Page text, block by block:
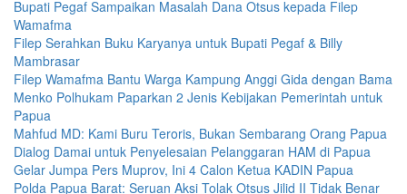
Bupati Pegaf Sampaikan Masalah Dana Otsus kepada Filep
Wamafma
Filep Serahkan Buku Karyanya untuk Bupati Pegaf & Billy
Mambrasar
Filep Wamafma Bantu Warga Kampung Anggi Gida dengan Bama
Menko Polhukam Paparkan 2 Jenis Kebijakan Pemerintah untuk
Papua
Mahfud MD: Kami Buru Teroris, Bukan Sembarang Orang Papua
Dialog Damai untuk Penyelesaian Pelanggaran HAM di Papua
Gelar Jumpa Pers Muprov, Ini 4 Calon Ketua KADIN Papua
Polda Papua Barat: Seruan Aksi Tolak Otsus Jilid II Tidak Benar